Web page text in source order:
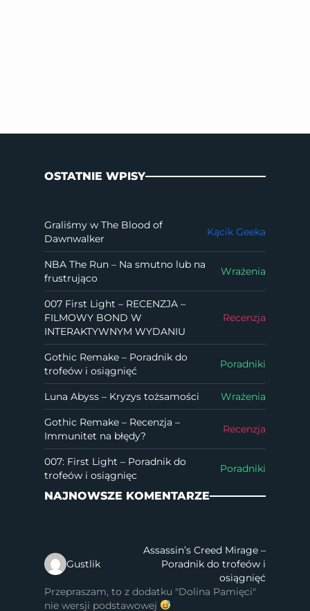
OSTATNIE WPISY
Graliśmy w The Blood of
Dawnwalker
Kącik Geeka
NBA The Run – Na smutno lub na
frustrująco
Wrażenia
007 First Light – RECENZJA –
FILMOWY BOND W
INTERAKTYWNYM WYDANIU
Recenzja
Gothic Remake – Poradnik do
trofeów i osiągnięć
Poradniki
Luna Abyss – Kryzys tożsamości Wrażenia
Gothic Remake – Recenzja –
Immunitet na błędy?
Recenzja
007: First Light – Poradnik do
trofeów i osiągnięc
Poradniki
NAJNOWSZE KOMENTARZE
Gustlik
Assassin’s Creed Mirage –
Poradnik do trofeów i
osiągnięć
Przepraszam, to z dodatku "Dolina Pamięci"
nie wersji podstawowej